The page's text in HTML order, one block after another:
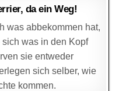
2018da ein Weg!
was abbekommen hat,
was in den Kopf
sie entweder
sich selber, wie
kommen.